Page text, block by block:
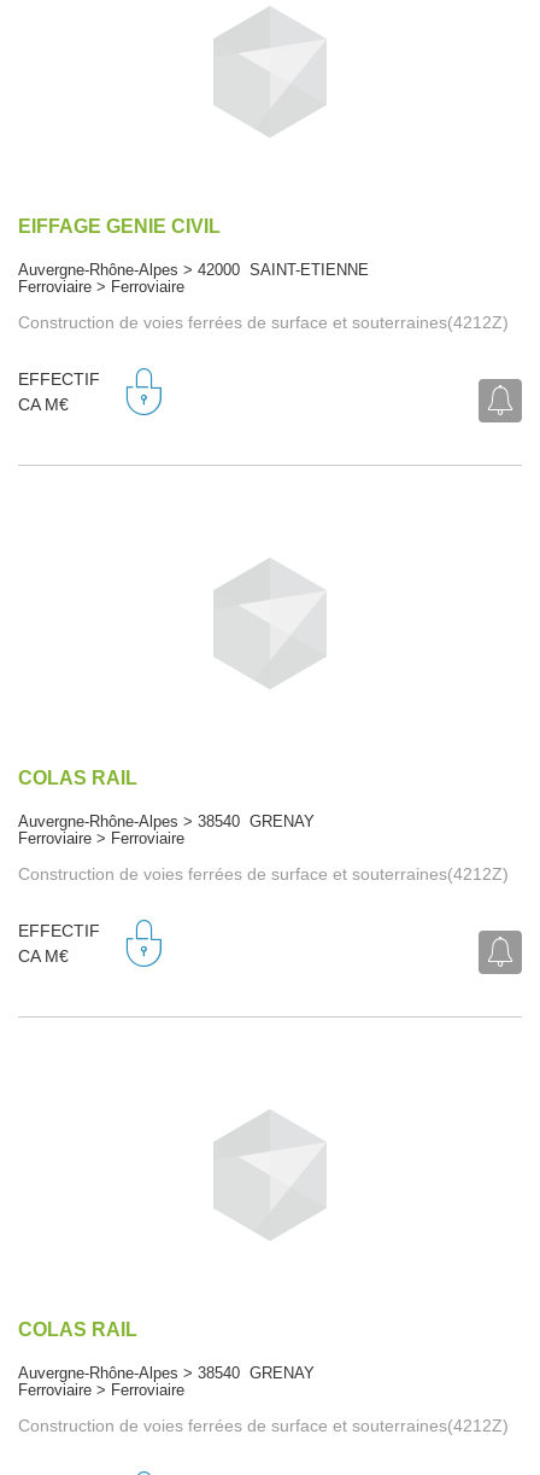
EIFFAGE GENIE CIVIL
Auvergne-Rhône-Alpes > 42000 SAINT-ETIENNE
Ferroviaire > Ferroviaire
Construction de voies ferrées de surface et souterraines(4212Z)
EFFECTIF
CA M€
COLAS RAIL
Auvergne-Rhône-Alpes > 38540 GRENAY
Ferroviaire > Ferroviaire
Construction de voies ferrées de surface et souterraines(4212Z)
EFFECTIF
CA M€
COLAS RAIL
Auvergne-Rhône-Alpes > 38540 GRENAY
Ferroviaire > Ferroviaire
Construction de voies ferrées de surface et souterraines(4212Z)